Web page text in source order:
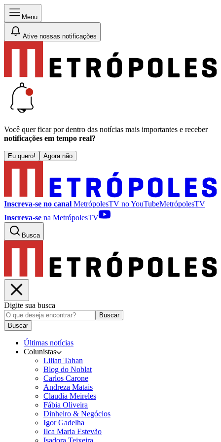
Menu
Ative nossas notificações
Você quer ficar por dentro das notícias mais importantes e receber
notificações em tempo real?
Eu quero! Agora não
Inscreva-se no canal MetrópolesTV noYouTubeMetrópolesTV
Inscreva-se na MetrópolesTV
Busca
Digite sua busca
Buscar
Buscar
Últimas notícias
Colunistas
Lilian Tahan
Blog do Noblat
Carlos Carone
Andreza Matais
Claudia Meireles
Fábia Oliveira
Dinheiro & Negócios
Igor Gadelha
Ilca Maria Estevão
Isadora Teixeira